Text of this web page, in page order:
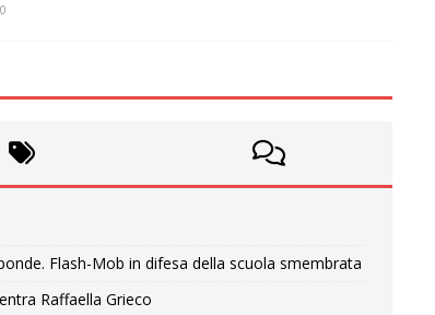
0
Flash-Mob in difesa della scuola smembrata
Raffaella Grieco